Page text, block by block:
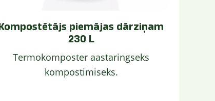
Kompostētājs piemājas dārziņam
230 L
Termokomposter aastaringseks
kompostimiseks.